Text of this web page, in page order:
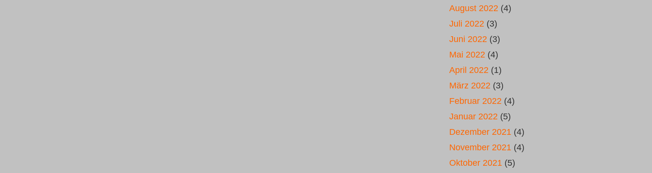
August 2022 (4)
Juli 2022 (3)
Juni 2022 (3)
Mai 2022 (4)
April 2022 (1)
März 2022 (3)
Februar 2022 (4)
Januar 2022 (5)
Dezember 2021 (4)
November 2021 (4)
Oktober 2021 (5)